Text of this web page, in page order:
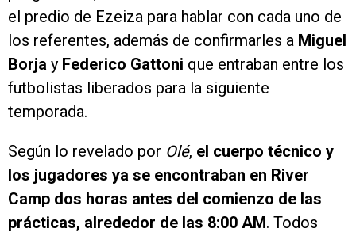
el predio de Ezeiza para hablar con cada uno de
los referentes, además de confirmarles a Miguel
Borja y Federico Gattoni que entraban entre los
futbolistas liberados para la siguiente
temporada.
Según lo revelado por Olé, el cuerpo técnico y
los jugadores ya se encontraban en River
Camp dos horas antes del comienzo de las
prácticas, alrededor de las 8:00 AM. Todos